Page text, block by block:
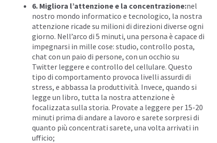
6. Migliora l’attenzione e la concentrazione:nel
nostro mondo informatico e tecnologico, la nostra
attenzione ricade su milioni di direzioni diverse ogni
giorno. Nell’arco di 5 minuti, una persona è capace di
impegnarsi in mille cose: studio, controllo posta,
chat con un paio di persone, con un occhio su
Twitter leggere e controllo del cellulare. Questo
tipo di comportamento provoca livelli assurdi di
stress, e abbassa la produttività. Invece, quando si
legge un libro, tutta la nostra attenzione è
focalizzata sulla storia. Provate a leggere per 15-20
minuti prima di andare a lavoro e sarete sorpresi di
quanto più concentrati sarete, una volta arrivati in
ufficio;